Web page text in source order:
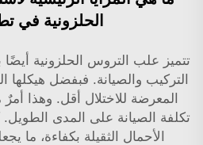
الحلزونية في
تتميز علب التروس الحلزونية
التركيب والصيانة. فبفضل هيكلها
المعرضة للاختلال أقل. وهذا
تكلفة الصيانة على المدى الطويل.
الأحمال الثقيلة بكفاءة، ما